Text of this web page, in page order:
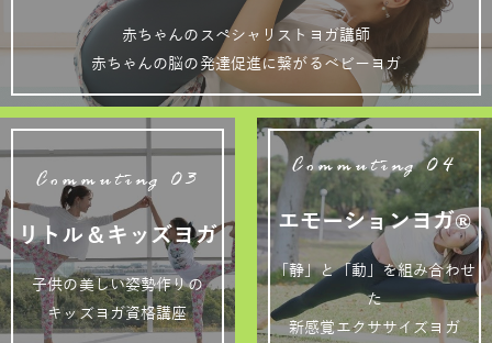
赤ちゃんのスペシャリストヨガ講師
赤ちゃんの脳の発達促進に繋がるベビーヨガ
Commuting 03
リトル＆キッズヨガ
子供の美しい姿勢作りの
キッズヨガ資格講座
Commuting 04
エモーションヨガ®
「静」と「動」を組み合わせ
た
新感覚エクササイズヨガ